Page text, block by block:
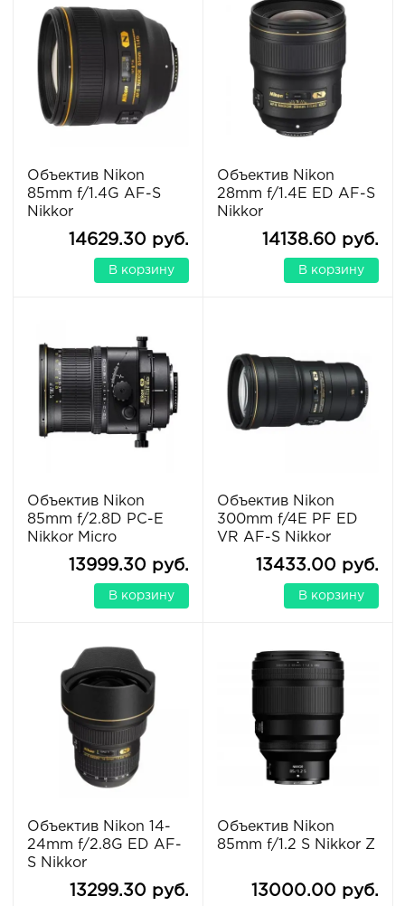
Объектив Nikon
85mm f/1.4G AF-S
Nikkor
14629.30 руб.
В корзину
Объектив Nikon
28mm f/1.4E ED AF-S
Nikkor
14138.60 руб.
В корзину
Объектив Nikon
85mm f/2.8D PC-E
Nikkor Micro
13999.30 руб.
В корзину
Объектив Nikon
300mm f/4E PF ED
VR AF-S Nikkor
13433.00 руб.
В корзину
Объектив Nikon 14-
24mm f/2.8G ED AF-
S Nikkor
13299.30 руб.
Объектив Nikon
85mm f/1.2 S Nikkor Z
13000.00 руб.